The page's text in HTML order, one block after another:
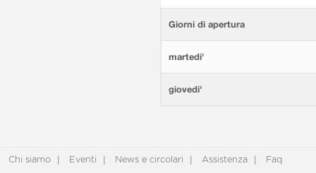
Giorni di apertura
martedi'
giovedi'
Chi siamo Eventi News e circolari Assistenza Faq